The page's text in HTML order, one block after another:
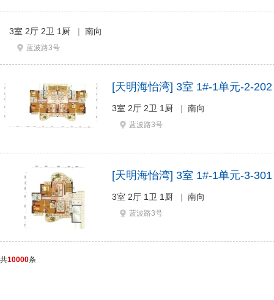
3室 2厅 2卫 1厨 | 南向
蓝波路3号
[天明海怡湾] 3室 1#-1单元-2-202
3室 2厅 2卫 1厨 | 南向
蓝波路3号
[天明海怡湾] 3室 1#-1单元-3-301
3室 2厅 1卫 1厨 | 南向
蓝波路3号
共10000条